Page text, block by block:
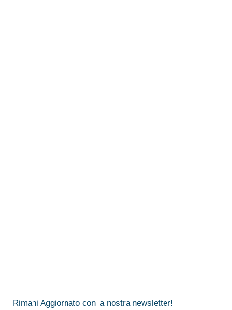
Rimani Aggiornato con la nostra newsletter!